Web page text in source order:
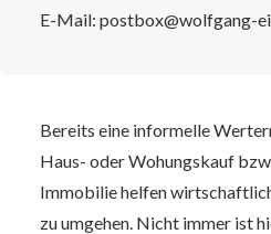
E-Mail: postbox@wolfgang-
Bereits eine informelle
Haus- oder Wohungskauf
Immobilie helfen
zu umgehen. Nicht immer ist